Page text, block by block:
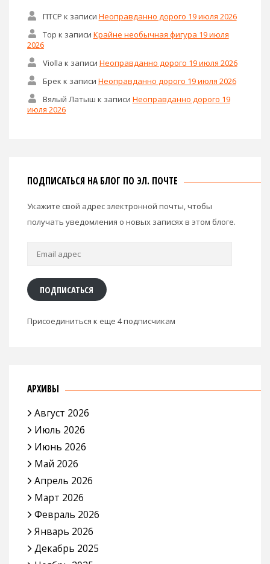
ПТСР к записи Неоправданно дорого 19 июля 2026
Тор к записи Крайне необычная фигура 19 июля
2026
Violla к записи Неоправданно дорого 19 июля 2026
Брек к записи Неоправданно дорого 19 июля 2026
Вялый Латыш к записи Неоправданно дорого 19
июля 2026
ПОДПИСАТЬСЯ НА БЛОГ ПО ЭЛ. ПОЧТЕ
Укажите свой адрес электронной почты, чтобы
получать уведомления о новых записях в этом блоге.
Email
ПОДПИСАТЬСЯ
Присоединиться к еще 4 подписчикам
АРХИВЫ
Август 2026
Июль 2026
Июнь 2026
Май 2026
Апрель 2026
Март 2026
Февраль 2026
Январь 2026
Декабрь 2025